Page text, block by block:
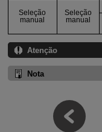
Seleção
manual
Seleção
manual
Atenção
Nota